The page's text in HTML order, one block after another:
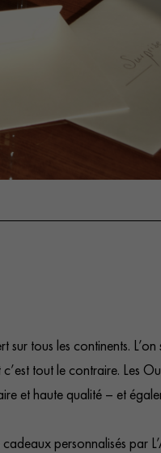
tous les continents.
tout le contraire. Les
et haute qualité – et
personnalisés par